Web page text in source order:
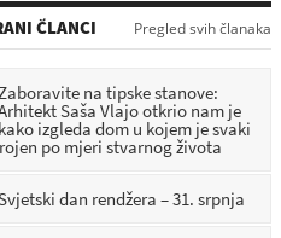
preko 10 životinja:
'Mladunčad slijedi majke i umire
Uhićen općinski načelnik: Sumnja
da je susjedu prijetio smrću
ČLANCI Pregled svih članaka
na tipske stanove:
Saša Vlajo otkrio nam je
kako izgleda dom u kojem je svaki
po mjeri stvarnog života
dan rendžera – 31. srpnja